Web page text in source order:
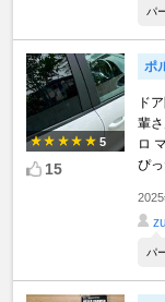
パ
5
15
ポ
ド
輩
ロ
ぴ
パ